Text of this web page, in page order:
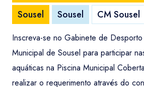
Sousel
Sousel CM Sousel
Inscreva-se no Gabinete de Desporto
Municipal de Sousel para participar
aquáticas na Piscina Municipal
realizar o requerimento através do